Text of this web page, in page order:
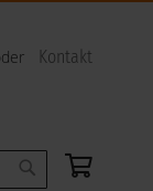
Kontakt
Mein